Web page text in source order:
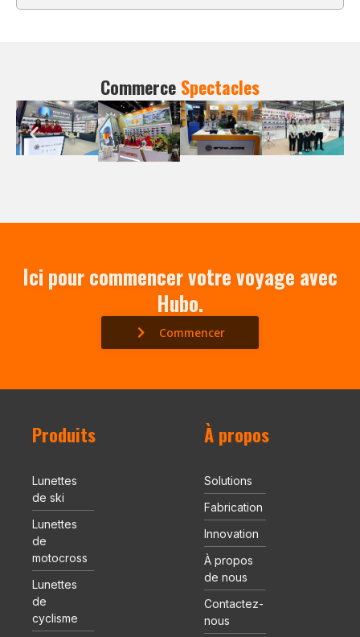
Commerce Spectacles
Ici pour commencer votre voyage avec
Hubo.
Commencer
Produits
Lunettes
de ski
Lunettes
de
motocross
Lunettes
de
cyclisme
À propos
Solutions
Fabrication
Innovation
À propos
de nous
Contactez-
nous